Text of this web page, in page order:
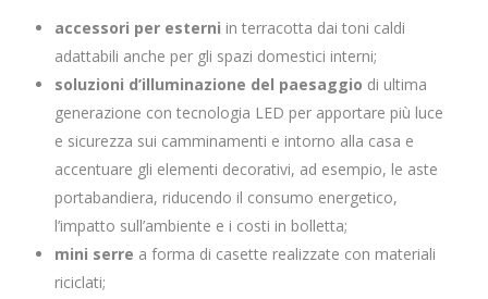
accessori per esterni in terracotta dai toni caldi
adattabili anche per gli spazi domestici interni;
soluzioni d’illuminazione del paesaggio di ultima
generazione con tecnologia LED per apportare più luce
e sicurezza sui camminamenti e intorno alla casa e
accentuare gli elementi decorativi, ad esempio, le aste
portabandiera, riducendo il consumo energetico,
l’impatto sull’ambiente e i costi in bolletta;
mini serre a forma di casette realizzate con materiali
riciclati;